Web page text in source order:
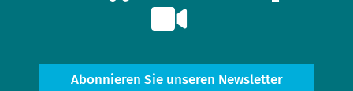
Abonnieren Sie unseren Newsletter